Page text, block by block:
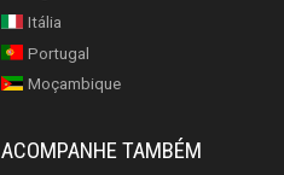
Itália
Portugal
Moçambique
ACOMPANHE TAMBÉM